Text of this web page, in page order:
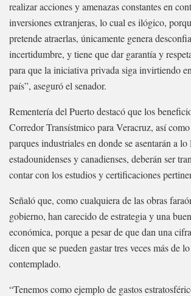
realizar acciones y amenazas constantes en
inversiones extranjeras, lo cual es ilógico,
pretende atraerlas, únicamente genera
incertidumbre, y tiene que dar garantía y
para que la iniciativa privada siga invirtiendo
país”, aseguró el senador.
Rementería del Puerto destacó que los
Corredor Transístmico para Veracruz, así
parques industriales en donde se asentarán a lo
estadounidenses y canadienses, deberán ser
contar con los estudios y certificaciones
Señaló que, como cualquiera de las obras
gobierno, han carecido de estrategia y una
económica, porque a pesar de que dan una
dicen que se pueden gastar tres veces más de
contemplado.
“Tenemos como ejemplo de gastos